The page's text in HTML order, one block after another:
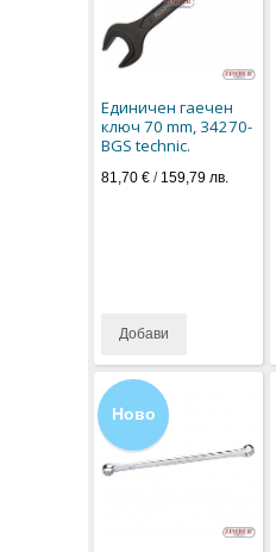
Единичен гаечен
ключ 70 mm, 34270-
BGS technic.
81,70 € / 159,79 лв.
Добави
Ново